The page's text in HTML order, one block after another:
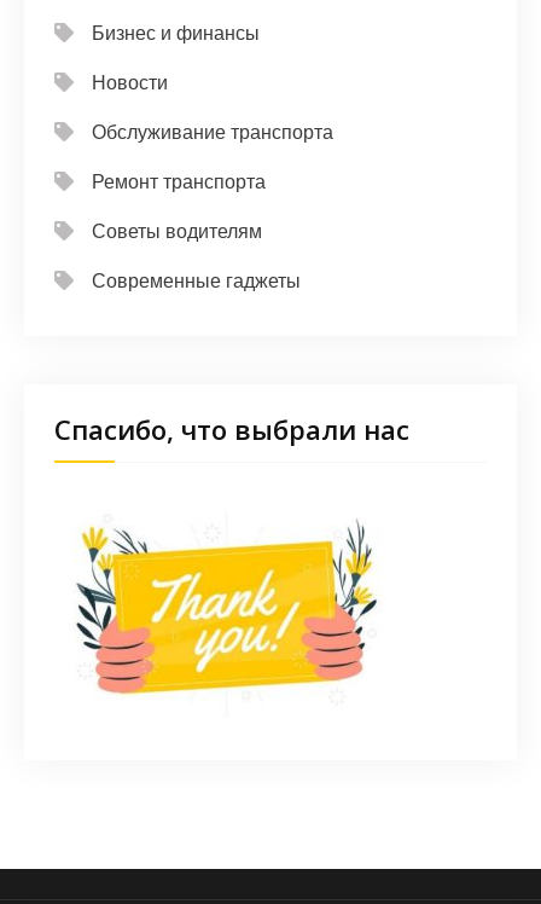
Бизнес и финансы
Новости
Обслуживание транспорта
Ремонт транспорта
Советы водителям
Современные гаджеты
Спасибо, что выбрали нас